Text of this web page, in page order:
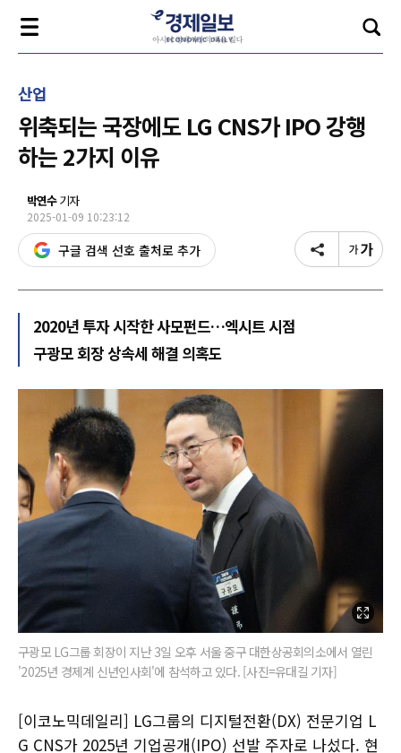
산업
위축되는 국장에도 LG CNS가 IPO 강행
하는 2가지 이유
박연수기자
2025-01-09 10:23:12
구글 검색 선호 출처로 추가
2020년 투자 시작한 사모펀드…엑시트 시점
구광모 회장 상속세 해결 의혹도
구광모 LG그룹 회장이 지난 3일 오후 서울 중구 대한상공회의소에서 열린
'2025년 경제계 신년인사회'에 참석하고 있다. [사진=유대길 기자]
[이코노믹데일리] LG그룹의 디지털전환(DX) 전문기업 L
G CNS가 2025년 기업공개(IPO) 선발 주자로 나섰다. 현